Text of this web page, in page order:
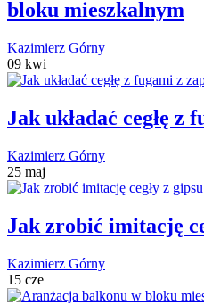
bloku mieszkalnym
Kazimierz Górny
09 kwi
Jak układać cegłę z
Kazimierz Górny
25 maj
Jak zrobić imitację
Kazimierz Górny
15 cze